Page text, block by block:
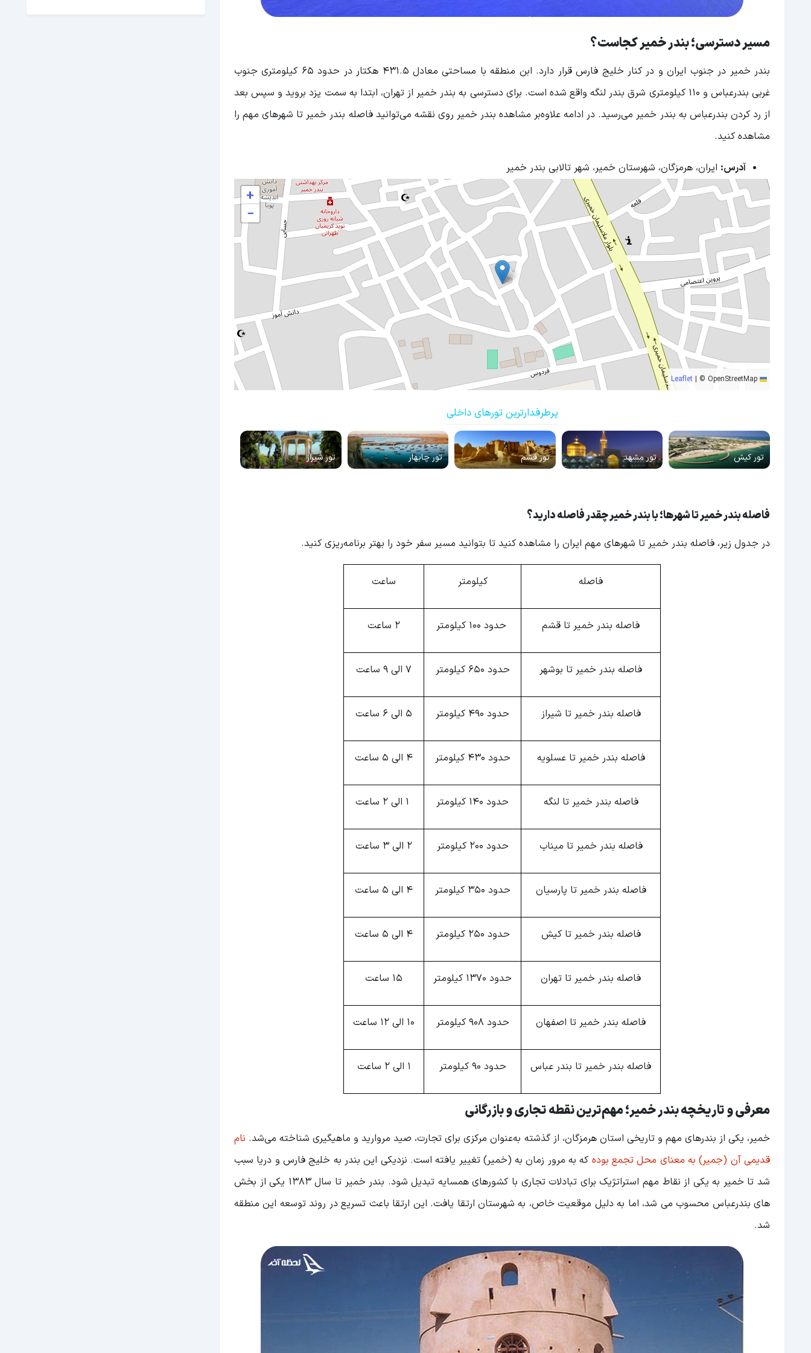
مسیر دسترسی؛ بندر خمیر کجاست؟
بندر خمیر در جنوب ایران و در کنار خلیج فارس قرار دارد. ابن منطقه با مساحتی معادل ۴۳۱.۵ هکتار در حدود ۶۵ کیلومتری جنوب
غربی بندرعباس و ۱۱۰ کیلومتری شرق بندر لنگه واقع شده است. برای دسترسی به بندر خمیر از تهران، ابتدا به سمت یزد بروید و سپس بعد
از رد کردن بندرعباس به بندر خمیر می‌رسید. در ادامه علاوه‌بر مشاهده بندر خمیر روی نقشه می‌توانید فاصله بندر خمیر تا شهرهای مهم را
مشاهده کنید.
آدرس: ایران، هرمزگان، شهرستان خمیر، شهر تالابی بندر خمیر
+
−
| © OpenStreetMap
پرطرفدارترین تورهای داخلی
تور کیش تور مشهد تور قشم تور چابهار تور شیراز
فاصله بندر خمیر تا شهرها؛ با بندر خمیر چقدر فاصله دارید؟
در جدول زیر، فاصله بندر خمیر تا شهرهای مهم ایران را مشاهده کنید تا بتوانید مسیر سفر خود را بهتر برنامه‌ریزی کنید.
فاصله کیلومتر ساعت
فاصله بندر خمیر تا قشم حدود 100 کیلومتر 2 ساعت
فاصله بندر خمیر تا بوشهر حدود 650 کیلومتر 7 الی 9 ساعت
فاصله بندر خمیر تا شیراز حدود 490 کیلومتر 5 الی 6 ساعت
فاصله بندر خمیر تا عسلویه حدود 430 کیلومتر 4 الی 5 ساعت
فاصله بندر خمیر تا لنگه حدود 140 کیلومتر
فاصله بندر خمیر تا میناب حدود 200 کیلومتر 2 الی 3 ساعت
فاصله بندر خمیر تا پارسیان حدود 350 کیلومتر 4 الی 5 ساعت
فاصله بندر خمیر تا کیش حدود 250 کیلومتر 4 الی 5 ساعت
فاصله بندر خمیر تا تهران حدود 1370 کیلومتر 15 ساعت
فاصله بندر خمیر تا اصفهان حدود 908 کیلومتر
فاصله بندر خمیر تا بندر عباس حدود 90 کیلومتر 1 الی 2 ساعت
معرفی و تاریخچه بندر خمیر؛ مهم‌ترین نقطه تجاری و بازرگانی
خمیر، یکی از بندرهای مهم و تاریخی استان هرمزگان، از گذشته‌ به‌عنوان مرکزی برای تجارت، صید مروارید و ماهیگیری شناخته می‌شد. نام
قدیمی آن (جمیر) به معنای محل تجمع بوده که به مرور زمان به (خمیر) تغییر یافته است. نزدیکی این بندر به خلیج فارس و دریا سبب
شد تا خمیر به یکی از نقاط مهم استراتژیک برای تبادلات تجاری با کشورهای همسایه تبدیل شود. بندر خمیر تا سال 1383 یکی از بخش
های بندرعباس محسوب می شد، اما به دلیل موقعیت خاص، به شهرستان ارتقا یافت. این ارتقا باعث تسریع در روند توسعه این منطقه
شد.